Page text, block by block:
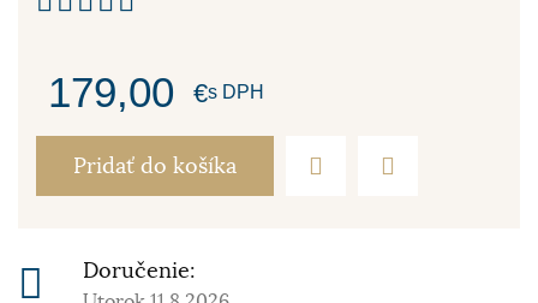
179,00 €s DPH
Pridať do košíka
Doručenie: